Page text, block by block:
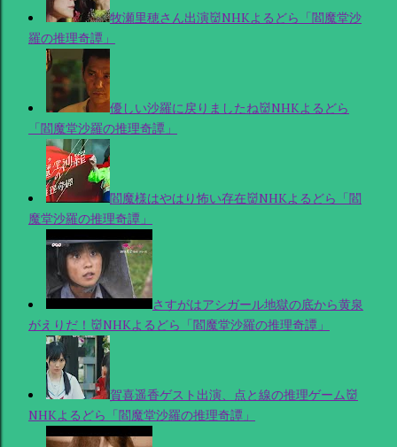
牧瀬里穂さん出演👹NHKよるどら「閻魔堂沙
羅の推理奇譚」
優しい沙羅に戻りましたね👹NHKよるどら
「閻魔堂沙羅の推理奇譚」
閻魔様はやはり怖い存在👹NHKよるどら「閻
魔堂沙羅の推理奇譚」
さすがはアシガール地獄の底から黄泉
がえりだ！👹NHKよるどら「閻魔堂沙羅の推理奇譚」
賀喜遥香ゲスト出演、点と線の推理ゲーム👹
NHKよるどら「閻魔堂沙羅の推理奇譚」